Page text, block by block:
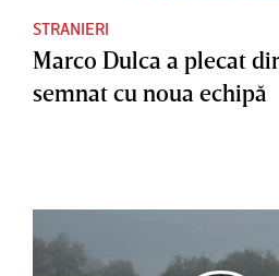
STRANIERI
Marco Dulca a plecat
semnat cu noua echipă